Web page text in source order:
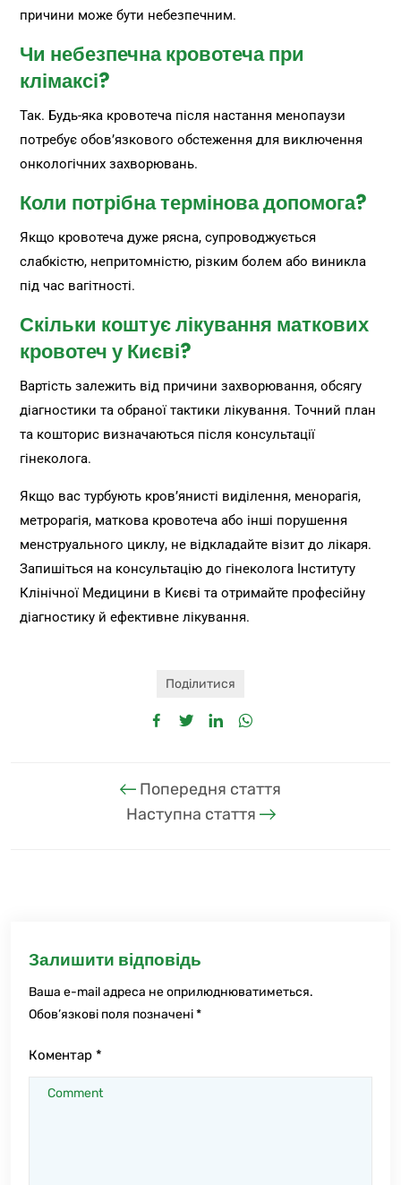
причини може бути небезпечним.
Чи небезпечна кровотеча при
клімаксі?
Так. Будь-яка кровотеча після настання менопаузи
потребує обов’язкового обстеження для виключення
онкологічних захворювань.
Коли потрібна термінова допомога?
Якщо кровотеча дуже рясна, супроводжується
слабкістю, непритомністю, різким болем або виникла
під час вагітності.
Скільки коштує лікування маткових
кровотеч у Києві?
Вартість залежить від причини захворювання, обсягу
діагностики та обраної тактики лікування. Точний план
та кошторис визначаються після консультації
гінеколога.
Якщо вас турбують кров’янисті виділення, менорагія,
метрорагія, маткова кровотеча або інші порушення
менструального циклу, не відкладайте візит до лікаря.
Запишіться на консультацію до гінеколога Інституту
Клінічної Медицини в Києві та отримайте професійну
діагностику й ефективне лікування.
Поділитися
Попередня стаття
Наступна стаття
Залишити відповідь
Ваша e-mail адреса не оприлюднюватиметься.
Обов’язкові поля позначені*
Коментар *